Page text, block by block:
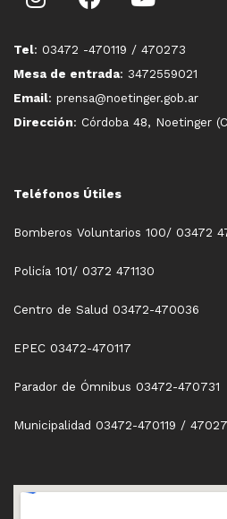
Tel: 03472 -470119 / 470273
Mesa de entrada: 3472559021
Email: prensa@noetinger.gob.ar
Dirección: Córdoba 48, Noetinger
Teléfonos Útiles
Bomberos Voluntarios 100/ 03472
Policía 101/ 0372 471130
Centro de Salud 03472-470036
EPEC 03472-470117
Parador de Ómnibus 03472-470731
Municipalidad 03472-470119 /